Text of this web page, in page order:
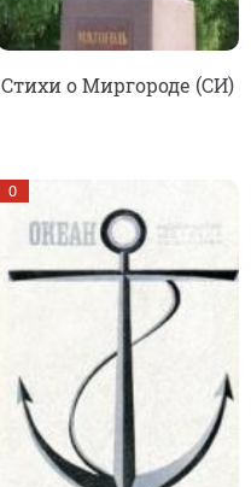
Стихи о Миргороде (СИ)
0